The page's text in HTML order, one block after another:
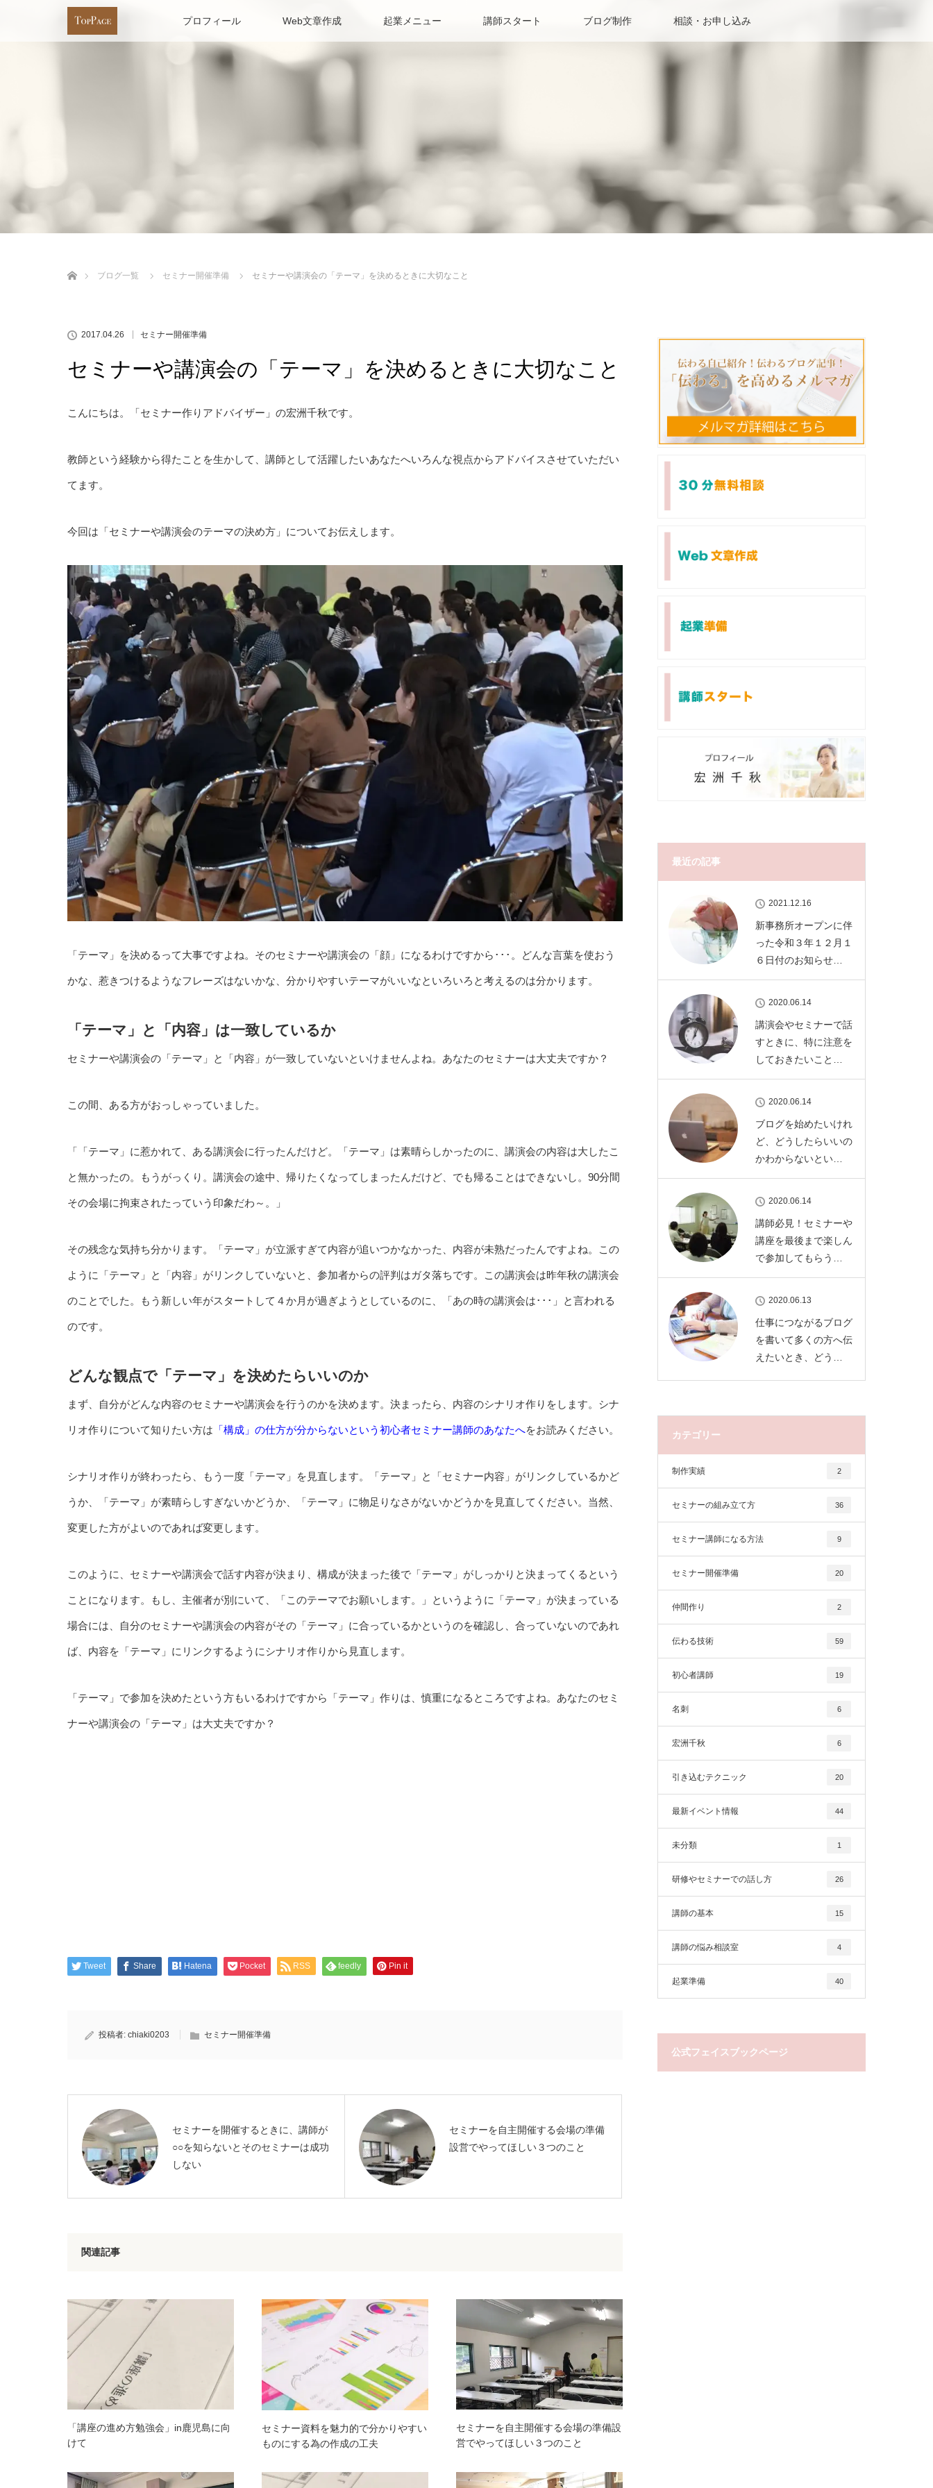
プロフィール Web文章作成 起業メニュー 講師スタート ブログ制作 相談・お申し込み
ブログ一覧
セミナー開催準備 セミナーや講演会の「テーマ」を決めるときに大切なこと
2017.04.26 セミナー開催準備
セミナーや講演会の「テーマ」を決めるときに大切なこと
こんにちは。「セミナー作りアドバイザー」の宏洲千秋です。
教師という経験から得たことを生かして、講師として活躍したいあなたへいろんな視点からアドバイスさせていただい
てます。
今回は「セミナーや講演会のテーマの決め方」についてお伝えします。
「テーマ」を決めるって大事ですよね。そのセミナーや講演会の「顔」になるわけですから･･･。どんな言葉を使おう
かな、惹きつけるようなフレーズはないかな、分かりやすいテーマがいいなといろいろと考えるのは分かります。
「テーマ」と「内容」は一致しているか
セミナーや講演会の「テーマ」と「内容」が一致していないといけませんよね。あなたのセミナーは大丈夫ですか？
この間、ある方がおっしゃっていました。
「「テーマ」に惹かれて、ある講演会に行ったんだけど。「テーマ」は素晴らしかったのに、講演会の内容は大したこ
と無かったの。もうがっくり。講演会の途中、帰りたくなってしまったんだけど、でも帰ることはできないし。90分間
その会場に拘束されたっていう印象だわ～。」
その残念な気持ち分かります。「テーマ」が立派すぎて内容が追いつかなかった、内容が未熟だったんですよね。この
ように「テーマ」と「内容」がリンクしていないと、参加者からの評判はガタ落ちです。この講演会は昨年秋の講演会
のことでした。もう新しい年がスタートして４か月が過ぎようとしているのに、「あの時の講演会は･･･」と言われる
のです。
どんな観点で「テーマ」を決めたらいいのか
まず、自分がどんな内容のセミナーや講演会を行うのかを決めます。決まったら、内容のシナリオ作りをします。シナ
リオ作りについて知りたい方は 「構成」の仕方が分からないという初心者セミナー講師のあなたへをお読みください。
シナリオ作りが終わったら、もう一度「テーマ」を見直します。「テーマ」と「セミナー内容」がリンクしているかど
うか、「テーマ」が素晴らしすぎないかどうか、「テーマ」に物足りなさがないかどうかを見直してください。当然、
変更した方がよいのであれば変更します。
このように、セミナーや講演会で話す内容が決まり、構成が決まった後で「テーマ」がしっかりと決まってくるという
ことになります。もし、主催者が別にいて、「このテーマでお願いします。」というように「テーマ」が決まっている
場合には、自分のセミナーや講演会の内容がその「テーマ」に合っているかというのを確認し、合っていないのであれ
ば、内容を「テーマ」にリンクするようにシナリオ作りから見直します。
「テーマ」で参加を決めたという方もいるわけですから「テーマ」作りは、慎重になるところですよね。あなたのセミ
ナーや講演会の「テーマ」は大丈夫ですか？
Tweet Share Hatena Pocket RSS feedly Pin it
投稿者: chiaki0203 セミナー開催準備
セミナーを開催するときに、講師が
○○を知らないとそのセミナーは成功
しない
セミナーを自主開催する会場の準備
設営でやってほしい３つのこと
関連記事
「講座の進め方勉強会」in鹿児島に向
けて
セミナー資料を魅力的で分かりやすい
ものにする為の作成の工夫
セミナーを自主開催する会場の準備設
営でやってほしい３つのこと
最近の記事
2021.12.16
新事務所オープンに伴
った令和３年１２月１
６日付のお知らせ…
2020.06.14
講演会やセミナーで話
すときに、特に注意を
しておきたいこと…
2020.06.14
ブログを始めたいけれ
ど、どうしたらいいの
かわからないとい…
2020.06.14
講師必見！セミナーや
講座を最後まで楽しん
で参加してもらう…
2020.06.13
仕事につながるブログ
を書いて多くの方へ伝
えたいとき、どう…
カテゴリー
制作実績 2
セミナーの組み立て方 36
セミナー講師になる方法 9
セミナー開催準備 20
仲間作り 2
伝わる技術 59
初心者講師 19
名刺 6
宏洲千秋 6
引き込むテクニック 20
最新イベント情報 44
未分類 1
研修やセミナーでの話し方 26
講師の基本 15
講師の悩み相談室 4
起業準備 40
公式フェイスブックページ